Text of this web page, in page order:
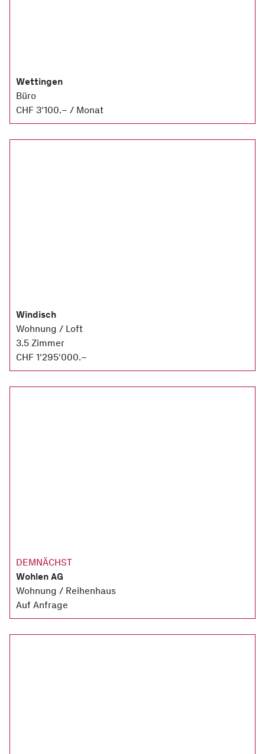
Wettingen
Büro
CHF 3'100.– / Monat
Windisch
Wohnung / Loft
3.5 Zimmer
CHF 1'295'000.–
DEMNÄCHST
Wohlen AG
Wohnung / Reihenhaus
Auf Anfrage